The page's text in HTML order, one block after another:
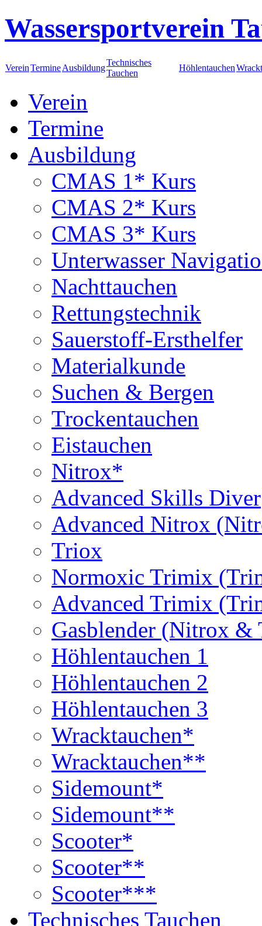
Wassersportverein
VereinTermineAusbildung
Technisches
Tauchen
Höhlentauchen
Verein
Termine
Ausbildung
CMAS 1* Kurs
CMAS 2* Kurs
CMAS 3* Kurs
Unterwasser
Nachttauchen
Rettungstechnik
Sauerstoff-Ersthelfer
Materialkunde
Suchen & Bergen
Trockentauchen
Eistauchen
Nitrox*
Advanced Skills Diver
Advanced Nitrox
Triox
Normoxic Trimix
Advanced Trimix
Gasblender (Nitrox
Höhlentauchen 1
Höhlentauchen 2
Höhlentauchen 3
Wracktauchen*
Wracktauchen**
Sidemount*
Sidemount**
Scooter*
Scooter**
Scooter***
Technisches Tauchen